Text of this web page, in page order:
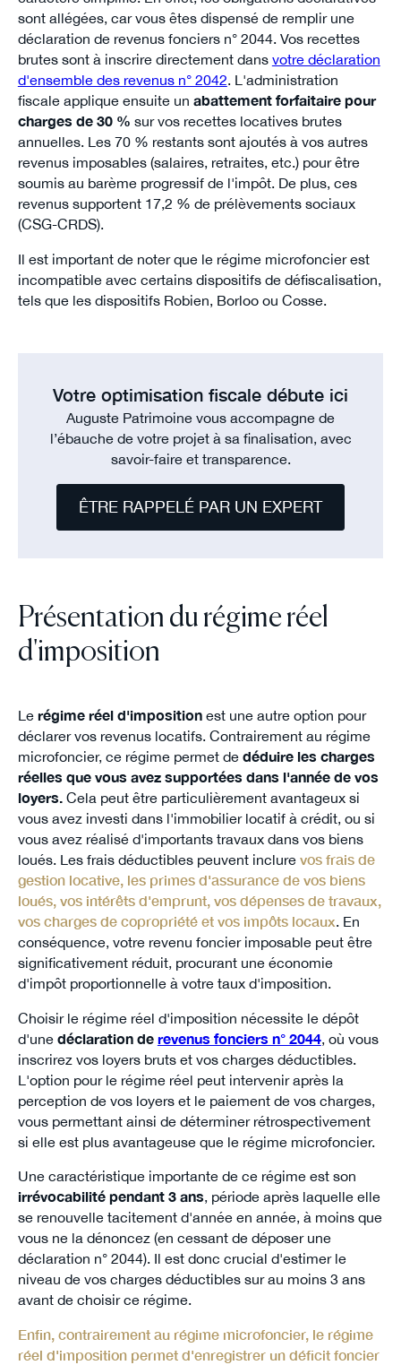
sont allégées, car vous êtes dispensé de remplir une
déclaration de revenus fonciers n° 2044. Vos recettes
brutes sont à inscrire directement dans votre déclaration
d'ensemble des revenus n° 2042. L'administration
fiscale applique ensuite un abattement forfaitaire pour
charges de 30 % sur vos recettes locatives brutes
annuelles. Les 70 % restants sont ajoutés à vos autres
revenus imposables (salaires, retraites, etc.) pour être
soumis au barème progressif de l'impôt. De plus, ces
revenus supportent 17,2 % de prélèvements sociaux
(CSG-CRDS).
Il est important de noter que le régime microfoncier est
incompatible avec certains dispositifs de défiscalisation,
tels que les dispositifs Robien, Borloo ou Cosse.
Votre optimisation fiscale débute ici
Auguste Patrimoine vous accompagne de
l’ébauche de votre projet à sa finalisation, avec
savoir-faire et transparence.
ÊTRE RAPPELÉ PAR UN EXPERT
Présentation du régime réel
d'imposition
Le régime réel d'impositionest une autre option pour
déclarer vos revenus locatifs. Contrairement au régime
microfoncier, ce régime permet de déduire les charges
réelles que vous avez supportées dans l'année de vos
loyers.Cela peut être particulièrement avantageux si
vous avez investi dans l'immobilier locatif à crédit, ou si
vous avez réalisé d'importants travaux dans vos biens
loués. Les frais déductibles peuvent inclure vos frais de
gestion locative, les primes d'assurance de vos biens
loués, vos intérêts d'emprunt, vos dépenses de travaux,
vos charges de copropriété et vos impôts locaux. En
conséquence, votre revenu foncier imposable peut être
significativement réduit, procurant une économie
d'impôt proportionnelle à votre taux d'imposition.
Choisir le régime réel d'imposition nécessite le dépôt
d'une déclaration de revenus fonciers n° 2044, où vous
inscrirez vos loyers bruts et vos charges déductibles.
L'option pour le régime réel peut intervenir après la
perception de vos loyers et le paiement de vos charges,
vous permettant ainsi de déterminer rétrospectivement
si elle est plus avantageuse que le régime microfoncier.
Une caractéristique importante de ce régime est son
irrévocabilité pendant 3 ans, période après laquelle elle
se renouvelle tacitement d'année en année, à moins que
vous ne la dénoncez (en cessant de déposer une
déclaration n° 2044). Il est donc crucial d'estimer le
niveau de vos charges déductibles sur au moins 3 ans
avant de choisir ce régime.
Enfin, contrairement au régime microfoncier, le régime
réel d'imposition permet d'enregistrer un déficit foncier